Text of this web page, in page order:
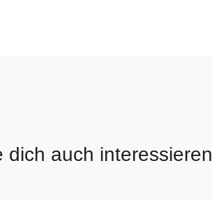
dich auch interessieren